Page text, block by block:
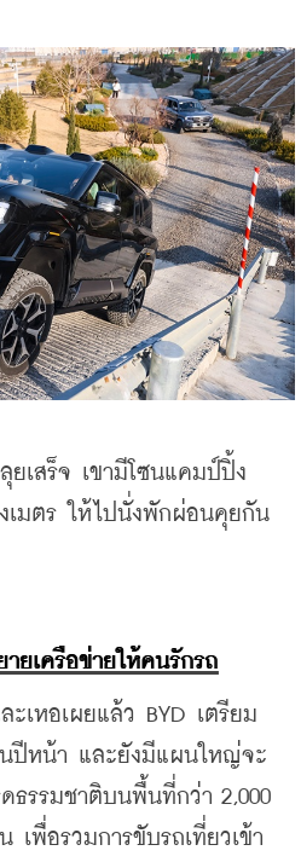
ยเสร็จ เขามีโซนแคมป์ปิ้ง
เมตร ให้ไปนั่งพักผ่อนคุยกัน
ยเครือข่ายให้คนรักรถ
เหอเผยแล้ว BYD เตรียม
นปีหน้า และยังมีแผนใหญ่จะ
ธรรมชาติบนพื้นที่กว่า 2,000
เพื่อรวมการขับรถเที่ยวเข้า